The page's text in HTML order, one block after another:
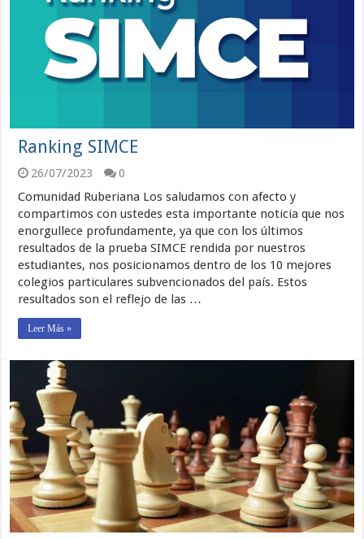
Ranking SIMCE
26/07/2023
0
Comunidad Ruberiana Los saludamos con afecto y
compartimos con ustedes esta importante noticia que nos
enorgullece profundamente, ya que con los últimos
resultados de la prueba SIMCE rendida por nuestros
estudiantes, nos posicionamos dentro de los 10 mejores
colegios particulares subvencionados del país. Estos
resultados son el reflejo de las …
Leer Más »